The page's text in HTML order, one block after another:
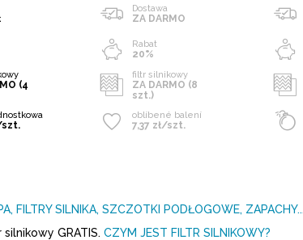
(4
szt.
Dostawa
ZA DARMO
Rabat
20%
filtr silnikowy
ZA DARMO (8
szt.)
oblíbené balení
7,37 zł/szt.
FILTRY SILNIKA, SZCZOTKI PODŁOGOWE,
GRATIS. CZYM JEST FILTR SILNIKOWY?